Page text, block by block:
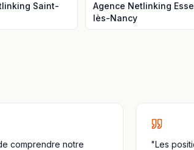
Saint-
Agence Netlinking
lès-Nancy
comprendre notre
"Les